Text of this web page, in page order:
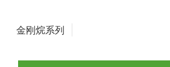
金刚烷系列